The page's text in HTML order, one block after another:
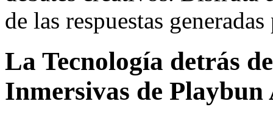
de las respuestas
La Tecnología detrás
Inmersivas de Playbun